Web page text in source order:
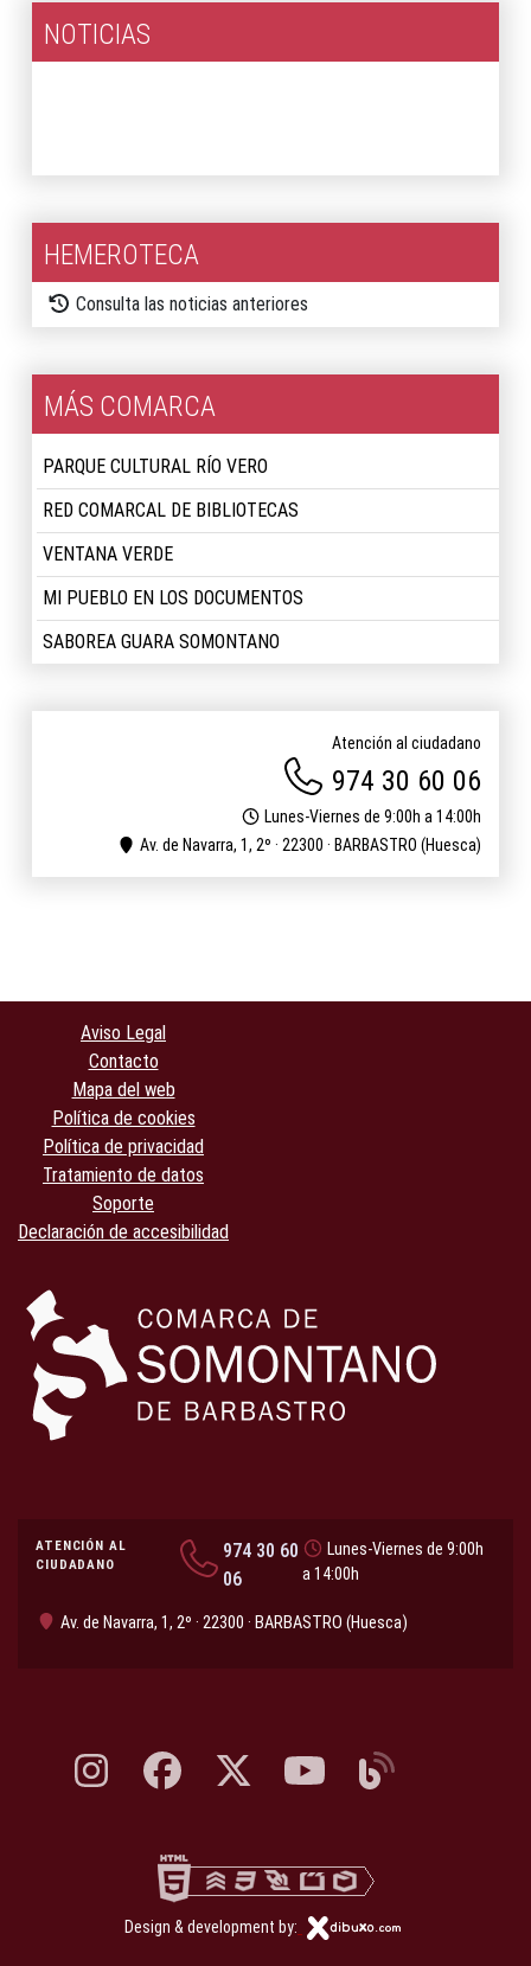
NOTICIAS
HEMEROTECA
Consulta las noticias anteriores
MÁS COMARCA
PARQUE CULTURAL RÍO VERO
RED COMARCAL DE BIBLIOTECAS
VENTANA VERDE
MI PUEBLO EN LOS DOCUMENTOS
SABOREA GUARA SOMONTANO
Atención al ciudadano
974 30 60 06
Lunes-Viernes de 9:00h a 14:00h
Av. de Navarra, 1, 2º · 22300 · BARBASTRO (Huesca)
Aviso Legal
Contacto
Mapa del web
Política de cookies
Política de privacidad
Tratamiento de datos
Soporte
Declaración de accesibilidad
ATENCIÓN AL
CIUDADANO
974 30 60
06
Lunes-Viernes de 9:00h
a 14:00h
Av. de Navarra, 1, 2º · 22300 · BARBASTRO (Huesca)
Instagram, abre en nueva pestaña
Facebook, abre en nueva pestaña
X, antes Twitter, abre en nueva pestaña
YouTube, abre en nueva
Blog, abre en nueva
Design & development by: